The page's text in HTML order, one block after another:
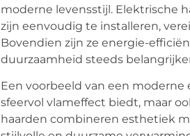
moderne levensstijl. Elektrische
zijn eenvoudig te installeren,
Bovendien zijn ze energie-
duurzaamheid steeds
Een voorbeeld van een moderne
sfeervol vlameffect biedt, maar
haarden combineren esthetiek